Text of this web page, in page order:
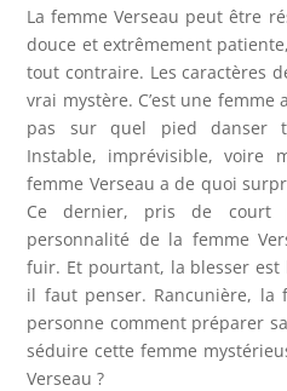
La femme Verseau peut être
douce et extrêmement
tout contraire. Les caractères
vrai mystère. C’est une femme
pas sur quel pied danser
Instable, imprévisible, voire
femme Verseau a de quoi
Ce dernier, pris de court
personnalité de la femme
fuir. Et pourtant, la blesser
il faut penser. Rancunière, la
personne comment préparer
séduire cette femme
Verseau ?